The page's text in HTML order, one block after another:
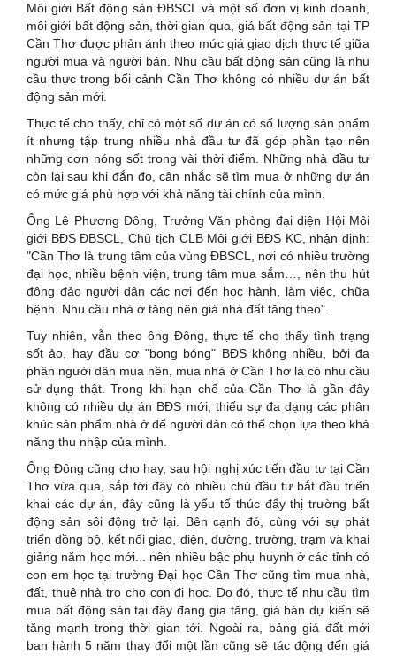
Môi giới Bất động sản ĐBSCL và một số đơn vị kinh doanh,
môi giới bất động sản, thời gian qua, giá bất động sản tại TP
Cần Thơ được phản ánh theo mức giá giao dịch thực tế giữa
người mua và người bán. Nhu cầu bất động sản cũng là nhu
cầu thực trong bối cảnh Cần Thơ không có nhiều dự án bất
động sản mới.
Thực tế cho thấy, chỉ có một số dự án có số lượng sản phẩm
ít nhưng tập trung nhiều nhà đầu tư đã góp phần tạo nên
những cơn nóng sốt trong vài thời điểm. Những nhà đầu tư
còn lại sau khi đắn đo, cân nhắc sẽ tìm mua ở những dự án
có mức giá phù hợp với khả năng tài chính của mình.
Ông Lê Phương Đông, Trưởng Văn phòng đại diện Hội Môi
giới BĐS ĐBSCL, Chủ tịch CLB Môi giới BĐS KC, nhận định:
"Cần Thơ là trung tâm của vùng ĐBSCL, nơi có nhiều trường
đại học, nhiều bệnh viện, trung tâm mua sắm…, nên thu hút
đông đảo người dân các nơi đến học hành, làm việc, chữa
bệnh. Nhu cầu nhà ở tăng nên giá nhà đất tăng theo".
Tuy nhiên, vẫn theo ông Đông, thực tế cho thấy tình trạng
sốt ảo, hay đầu cơ "bong bóng" BĐS không nhiều, bởi đa
phần người dân mua nền, mua nhà ở Cần Thơ là có nhu cầu
sử dụng thật. Trong khi hạn chế của Cần Thơ là gần đây
không có nhiều dự án BĐS mới, thiếu sự đa dạng các phân
khúc sản phẩm nhà ở để người dân có thể chọn lựa theo khả
năng thu nhập của mình.
Ông Đông cũng cho hay, sau hội nghị xúc tiến đầu tư tại Cần
Thơ vừa qua, sắp tới đây có nhiều chủ đầu tư bắt đầu triển
khai các dự án, đây cũng là yếu tố thúc đẩy thị trường bất
động sản sôi động trở lại. Bên cạnh đó, cùng với sự phát
triển đồng bộ, kết nối giao, điện, đường, trường, trạm và khai
giảng năm học mới... nên nhiều bậc phụ huynh ở các tỉnh có
con em học tại trường Đại học Cần Thơ cũng tìm mua nhà,
đất, thuê nhà trọ cho con đi học. Do đó, thực tế nhu cầu tìm
mua bất động sản tại đây đang gia tăng, giá bán dự kiến sẽ
tăng mạnh trong thời gian tới. Ngoài ra, bảng giá đất mới
ban hành 5 năm thay đổi một lần cũng sẽ tác động đến giá